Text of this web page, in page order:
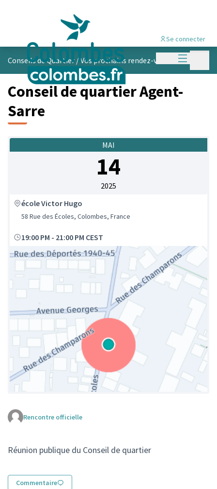
Menu
Se connecter
Conseils de Quartier /Vos prochains rendez-vous
Conseil de quartier Agent-
Sarre
MAI
14
2025
école Victor Hugo
58 Rue des Écoles, Colombes, France
19:00 PM - 21:00 PM CEST
(Lien externe)
Rencontre officielle
Réunion publique du Conseil de quartier
Commentaire